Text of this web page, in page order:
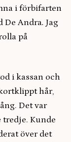
i förbifarten
De Andra. Jag
på
i kassan och
hår,
Det var
Kunde
över det